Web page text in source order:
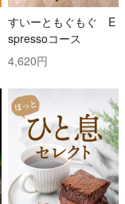
すいーともぐもぐ E
spressoコース
4,620円